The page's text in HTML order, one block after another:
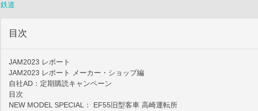
鉄道
目次
JAM2023 レポート
JAM2023 レポート メーカー・ショップ編
自社AD：定期購読キャンペーン
目次
NEW MODEL SPECIAL： EF55旧型客車 高崎運転所